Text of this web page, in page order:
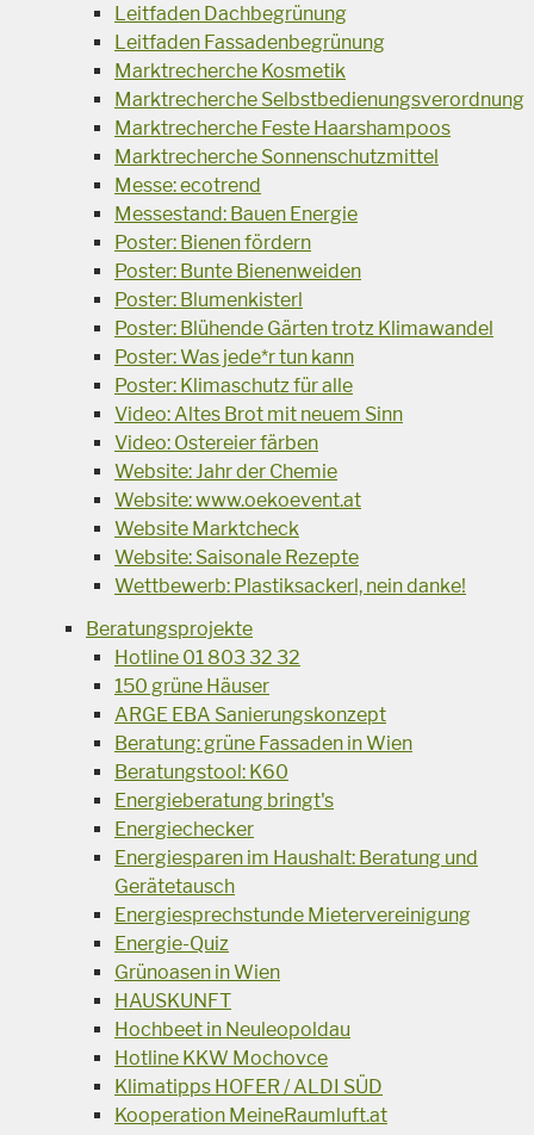
Leitfaden Dachbegrünung
Leitfaden Fassadenbegrünung
Marktrecherche Kosmetik
Marktrecherche Selbstbedienungsverordnung
Marktrecherche Feste Haarshampoos
Marktrecherche Sonnenschutzmittel
Messe: ecotrend
Messestand: Bauen Energie
Poster: Bienen fördern
Poster: Bunte Bienenweiden
Poster: Blumenkisterl
Poster: Blühende Gärten trotz Klimawandel
Poster: Was jede*r tun kann
Poster: Klimaschutz für alle
Video: Altes Brot mit neuem Sinn
Video: Ostereier färben
Website: Jahr der Chemie
Website: www.oekoevent.at
Website Marktcheck
Website: Saisonale Rezepte
Wettbewerb: Plastiksackerl, nein danke!
Beratungsprojekte
Hotline 01 803 32 32
150 grüne Häuser
ARGE EBA Sanierungskonzept
Beratung: grüne Fassaden in Wien
Beratungstool: K60
Energieberatung bringt's
Energiechecker
Energiesparen im Haushalt: Beratung und
Gerätetausch
Energiesprechstunde Mietervereinigung
Energie-Quiz
Grünoasen in Wien
HAUSKUNFT
Hochbeet in Neuleopoldau
Hotline KKW Mochovce
Klimatipps HOFER / ALDI SÜD
Kooperation MeineRaumluft.at